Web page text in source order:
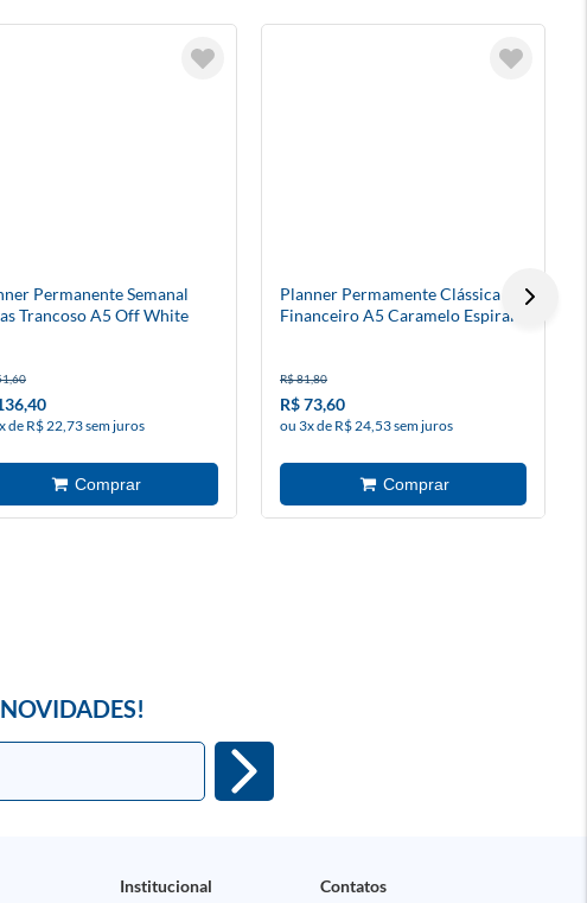
Permanente Semanal
Trancoso A5 Off White
de R$ 22,73 sem juros
Planner Permamente Clássica
Financeiro A5 Caramelo Espiral
R$ 81,80
R$ 73,60
ou 3x de R$ 24,53 sem juros
Institucional Contatos